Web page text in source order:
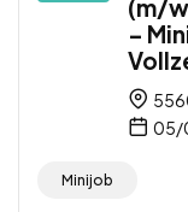
(m/
–
05/
Minijob